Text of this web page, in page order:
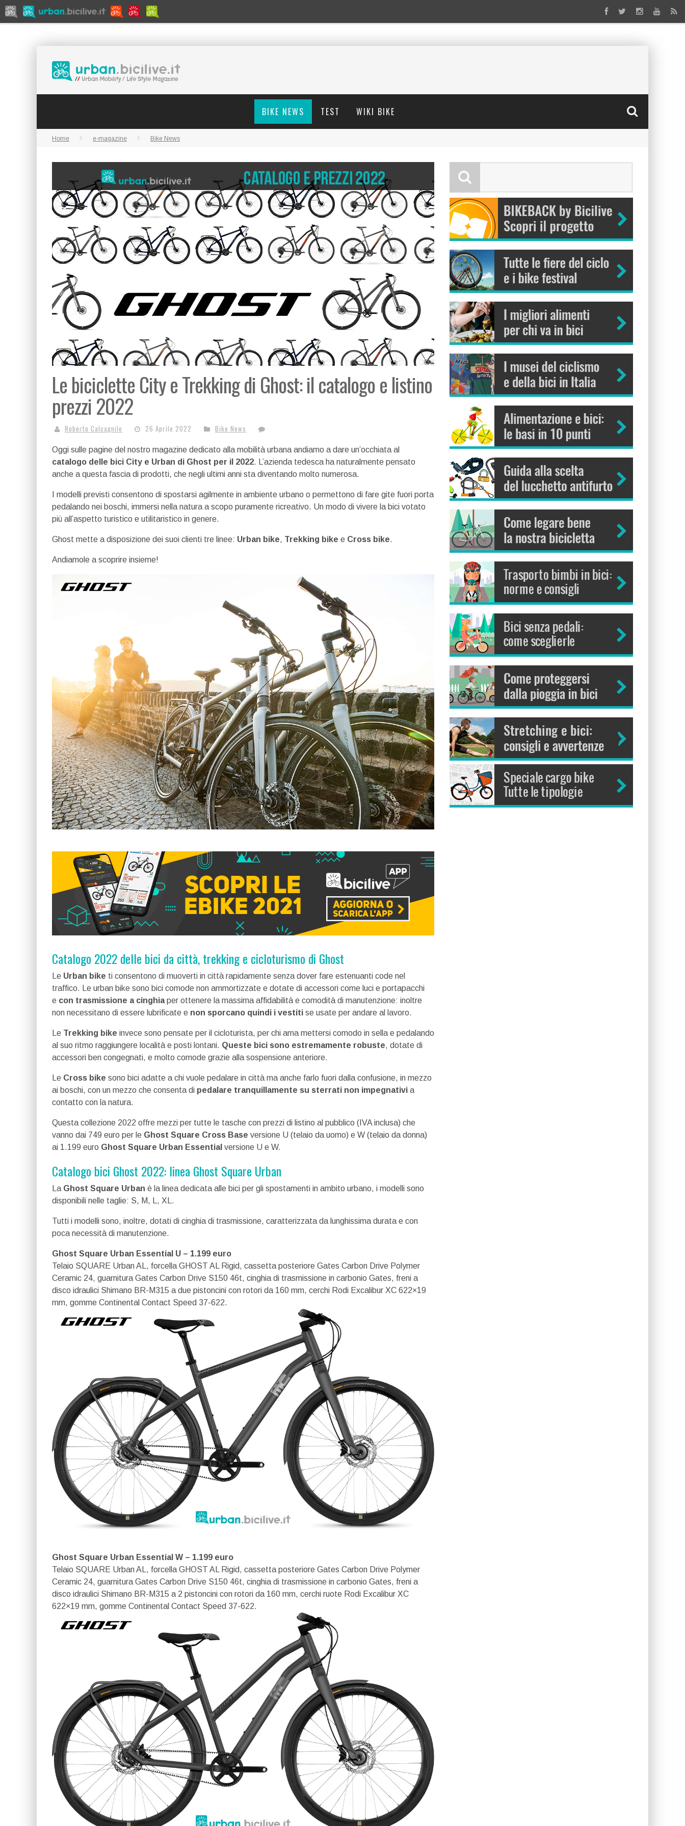
BIKE NEWS TEST WIKI BIKE
Home e-magazine Bike News
Le biciclette City e Trekking di Ghost: il catalogo e listino
prezzi 2022
Roberto Calcagnile 26 Aprile 2022 Bike News
Oggi sulle pagine del nostro magazine dedicato alla mobilità urbana andiamo a dare un’occhiata al
catalogo delle bici City e Urban di Ghost per il 2022. L’azienda tedesca ha naturalmente pensato
anche a questa fascia di prodotti, che negli ultimi anni sta diventando molto numerosa.
I modelli previsti consentono di spostarsi agilmente in ambiente urbano o permettono di fare gite fuori porta
pedalando nei boschi, immersi nella natura a scopo puramente ricreativo. Un modo di vivere la bici votato
più all’aspetto turistico e utilitaristico in genere.
Ghost mette a disposizione dei suoi clienti tre linee: Urban bike, Trekking bike e Cross bike.
Andiamole a scoprire insieme!
Catalogo 2022 delle bici da città, trekking e cicloturismo di Ghost
Le Urban bike ti consentono di muoverti in città rapidamente senza dover fare estenuanti code nel
traffico. Le urban bike sono bici comode non ammortizzate e dotate di accessori come luci e portapacchi
e con trasmissione a cinghiaper ottenere la massima affidabilità e comodità di manutenzione: inoltre
non necessitano di essere lubrificate e non sporcano quindi i vestiti se usate per andare al lavoro.
Le Trekking bike invece sono pensate per il cicloturista, per chi ama mettersi comodo in sella e pedalando
al suo ritmo raggiungere località e posti lontani. Queste bici sono estremamente robuste, dotate di
accessori ben congegnati, e molto comode grazie alla sospensione anteriore.
Le Cross bike sono bici adatte a chi vuole pedalare in città ma anche farlo fuori dalla confusione, in mezzo
ai boschi, con un mezzo che consenta di pedalare tranquillamente su sterrati non impegnativi a
contatto con la natura.
Questa collezione 2022 offre mezzi per tutte le tasche con prezzi di listino al pubblico (IVA inclusa) che
vanno dai 749 euro per le Ghost Square Cross Base versione U (telaio da uomo) e W (telaio da donna)
ai 1.199 euro Ghost Square Urban Essential versione U e W.
Catalogo bici Ghost 2022: linea Ghost Square Urban
La Ghost Square Urban è la linea dedicata alle bici per gli spostamenti in ambito urbano, i modelli sono
disponibili nelle taglie: S, M, L, XL.
Tutti i modelli sono, inoltre, dotati di cinghia di trasmissione, caratterizzata da lunghissima durata e con
poca necessità di manutenzione.
Ghost Square Urban Essential U – 1.199 euro
Telaio SQUARE Urban AL, forcella GHOST AL Rigid, cassetta posteriore Gates Carbon Drive Polymer
Ceramic 24, guarnitura Gates Carbon Drive S150 46t, cinghia di trasmissione in carbonio Gates, freni a
disco idraulici Shimano BR-M315 a due pistoncini con rotori da 160 mm, cerchi Rodi Excalibur XC 622×19
mm, gomme Continental Contact Speed 37-622.
Ghost Square Urban Essential W – 1.199 euro
Telaio SQUARE Urban AL, forcella GHOST AL Rigid, cassetta posteriore Gates Carbon Drive Polymer
Ceramic 24, guarnitura Gates Carbon Drive S150 46t, cinghia di trasmissione in carbonio Gates, freni a
disco idraulici Shimano BR-M315 a 2 pistoncini con rotori da 160 mm, cerchi ruote Rodi Excalibur XC
622×19 mm, gomme Continental Contact Speed 37-622.